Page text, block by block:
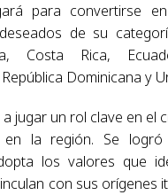
para convertirse
de su
Costa Rica,
Dominicana y
a jugar un rol clave en el
en la región. Se
los valores que
con sus orígenes